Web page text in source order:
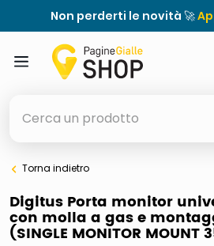
Non perderti le novità 🚀
elenchi telefonici
meme
Torna indietro
Digitus Porta monitor
con molla a gas e
(SINGLE MONITOR MOUNT